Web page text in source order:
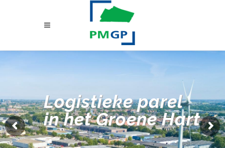
Logistieke parel
in het Groene Hart